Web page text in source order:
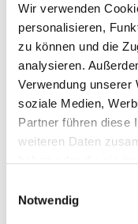
Wir verwenden
personalisieren,
zu können und die
analysieren.
Verwendung unserer
soziale Medien,
Partner führen diese
weiteren Daten
haben oder die sie
Notwendig
(KC0/1_) D 55 1.9
RENAULT KANGOO
(KC0/1_) D 65 1.9
KC02, KC0J, KC0N)
RENAULT KANGOO
(FC0/1_) 1.5 dCi